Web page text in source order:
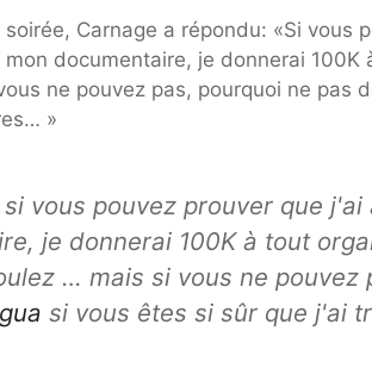
Carnage a répondu: «Si vous
documentaire, je donnerai
ne pouvez pas, pourquoi ne pas
»
si vous pouvez prouver que
je donnerai 100K à tout
… mais si vous ne pouvez
si vous êtes si sûr que j'ai